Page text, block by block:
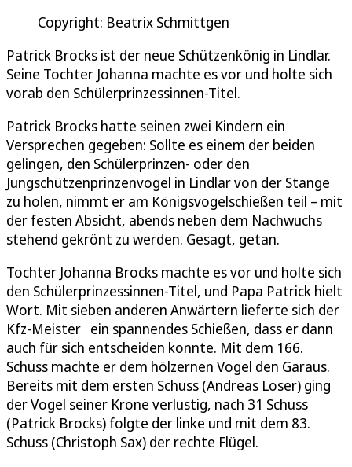
Copyright: Beatrix Schmittgen
Patrick Brocks ist der neue Schützenkönig in Lindlar.
Seine Tochter Johanna machte es vor und holte sich
vorab den Schülerprinzessinnen-Titel.
Patrick Brocks hatte seinen zwei Kindern ein
Versprechen gegeben: Sollte es einem der beiden
gelingen, den Schülerprinzen- oder den
Jungschützenprinzenvogel in Lindlar von der Stange
zu holen, nimmt er am Königsvogelschießen teil – mit
der festen Absicht, abends neben dem Nachwuchs
stehend gekrönt zu werden. Gesagt, getan.
Tochter Johanna Brocks machte es vor und holte sich
den Schülerprinzessinnen-Titel, und Papa Patrick hielt
Wort. Mit sieben anderen Anwärtern lieferte sich der
Kfz-Meister ein spannendes Schießen, dass er dann
auch für sich entscheiden konnte. Mit dem 166.
Schuss machte er dem hölzernen Vogel den Garaus.
Bereits mit dem ersten Schuss (Andreas Loser) ging
der Vogel seiner Krone verlustig, nach 31 Schuss
(Patrick Brocks) folgte der linke und mit dem 83.
Schuss (Christoph Sax) der rechte Flügel.